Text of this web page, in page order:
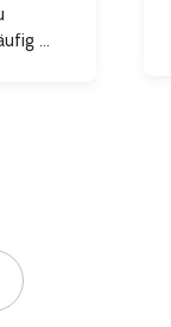
...